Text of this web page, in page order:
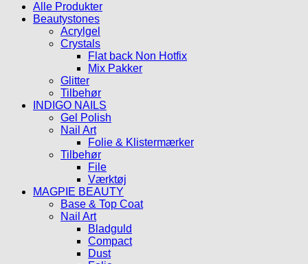
Alle Produkter
Beautystones
Acrylgel
Crystals
Flat back Non Hotfix
Mix Pakker
Glitter
Tilbehør
INDIGO NAILS
Gel Polish
Nail Art
Folie & Klistermærker
Tilbehør
File
Værktøj
MAGPIE BEAUTY
Base & Top Coat
Nail Art
Bladguld
Compact
Dust